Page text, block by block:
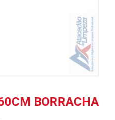
BORRACHA